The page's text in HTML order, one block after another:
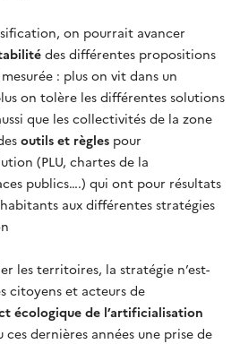
on pourrait avancer
des différentes propositions
: plus on vit dans un
on tolère les différentes solutions
que les collectivités de la zone
outils et règles pour
(PLU, chartes de la
publics….) qui ont pour résultats
aux différentes stratégies
les territoires, la stratégie n’est-
citoyens et acteurs de
écologique de l’artificialisation
ces dernières années une prise de